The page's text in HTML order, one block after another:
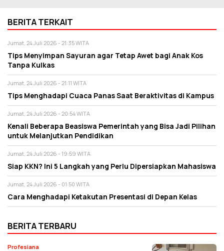
BERITA TERKAIT
Jumat, 24 Juli 2026 - 21:35 WITA
Tips Menyimpan Sayuran agar Tetap Awet bagi Anak Kos
Tanpa Kulkas
Jumat, 24 Juli 2026 - 21:11 WITA
Tips Menghadapi Cuaca Panas Saat Beraktivitas di Kampus
Jumat, 24 Juli 2026 - 20:54 WITA
Kenali Beberapa Beasiswa Pemerintah yang Bisa Jadi Pilihan
untuk Melanjutkan Pendidikan
Jumat, 24 Juli 2026 - 19:59 WITA
Siap KKN? Ini 5 Langkah yang Perlu Dipersiapkan Mahasiswa
Jumat, 24 Juli 2026 - 01:50 WITA
Cara Menghadapi Ketakutan Presentasi di Depan Kelas
BERITA TERBARU
Profesiana